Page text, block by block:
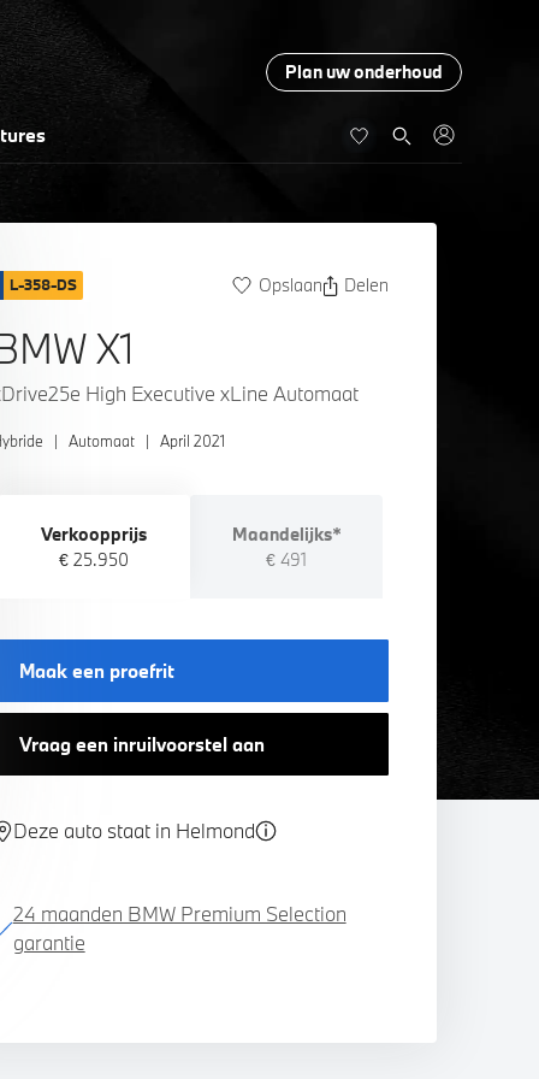
Plan uw onderhoud
L-358-DS Opslaan Delen
X1
High Executive xLine Automaat
| Automaat | April 2021
Verkoopprijs
€ 25.950
Maandelijks*
€ 491
Maak een proefrit
Vraag een inruilvoorstel aan
Deze auto staat in Helmond
24 maanden BMW Premium Selection
garantie